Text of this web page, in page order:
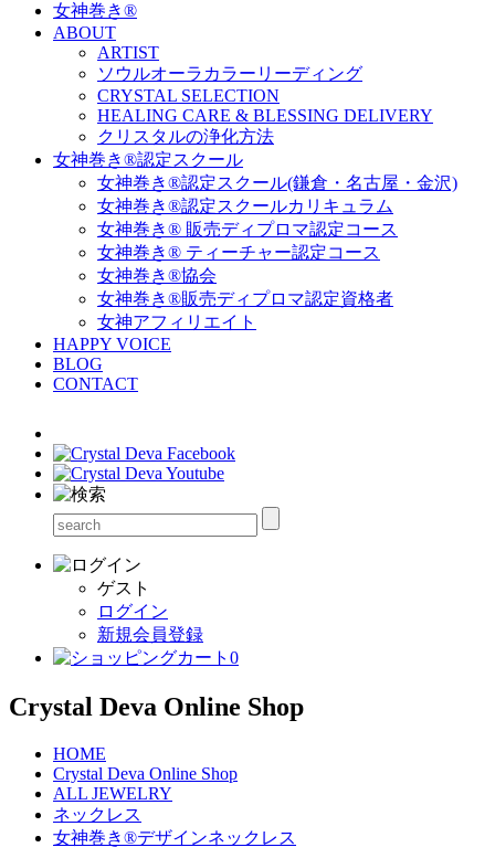
女神巻き®
ABOUT
ARTIST
ソウルオーラカラーリーディング
CRYSTAL SELECTION
HEALING CARE & BLESSING DELIVERY
クリスタルの浄化方法
女神巻き®認定スクール
女神巻き®認定スクール(鎌倉・名古屋・金沢)
女神巻き®認定スクールカリキュラム
女神巻き® 販売ディプロマ認定コース
女神巻き® ティーチャー認定コース
女神巻き®協会
女神巻き®販売ディプロマ認定資格者
女神アフィリエイト
HAPPY VOICE
BLOG
CONTACT
ゲスト
ログイン
新規会員登録
0
Crystal Deva Online Shop
HOME
Crystal Deva Online Shop
ALL JEWELRY
ネックレス
女神巻き®デザインネックレス